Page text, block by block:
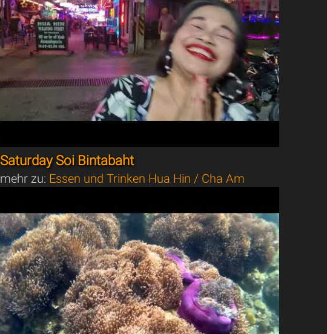
Saturday Soi Bintabaht
mehr zu: Essen und Trinken Hua Hin / Cha Am